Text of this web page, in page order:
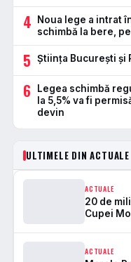
4
Noua lege a intrat
schimbă la bere,
5 Știința București și
6
Legea schimbă
la 5,5% va fi
devin
ULTIMELE DIN ACTUALE
ACTUALE
20 de
Cupei
ACTUALE